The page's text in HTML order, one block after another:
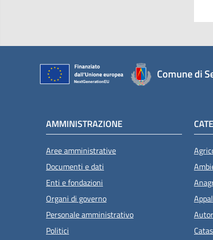
Comune di
AMMINISTRAZIONE
Aree amministrative
Documenti e dati
Enti e fondazioni
Organi di governo
Personale amministrativo
Politici